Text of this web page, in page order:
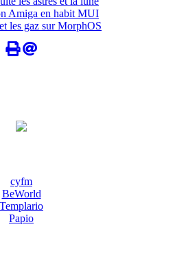
Amiga en habit MUI
les gaz sur MorphOS
cyfm
BeWorld
Templario
Papio